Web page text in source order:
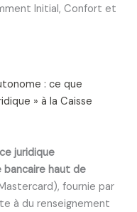
Initial, Confort et
: ce que
» à la Caisse
juridique
haut de
fournie par
à du renseignement